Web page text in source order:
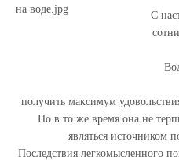
С
получить максимум
Но в то же время она не
являться источником
Последствия легкомысленного